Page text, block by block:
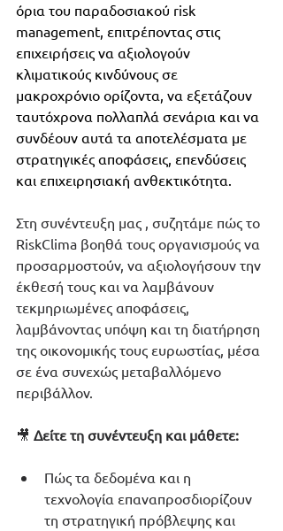
όρια του παραδοσιακού risk
management, επιτρέποντας στις
επιχειρήσεις να αξιολογούν
κλιματικούς κινδύνους σε
μακροχρόνιο ορίζοντα, να εξετάζουν
ταυτόχρονα πολλαπλά σενάρια και να
συνδέουν αυτά τα αποτελέσματα με
στρατηγικές αποφάσεις, επενδύσεις
και επιχειρησιακή ανθεκτικότητα.
Στη συνέντευξη μας , συζητάμε πώς το
RiskClima βοηθά τους οργανισμούς να
προσαρμοστούν, να αξιολογήσουν την
έκθεσή τους και να λαμβάνουν
τεκμηριωμένες αποφάσεις,
λαμβάνοντας υπόψη και τη διατήρηση
της οικονομικής τους ευρωστίας, μέσα
σε ένα συνεχώς μεταβαλλόμενο
περιβάλλον.
🎥 Δείτε τη συνέντευξη και μάθετε:
Πώς τα δεδομένα και η
τεχνολογία επαναπροσδιορίζουν
τη στρατηγική πρόβλεψης και